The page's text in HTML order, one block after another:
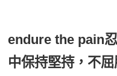
endure the pain
中保持堅持，不屈